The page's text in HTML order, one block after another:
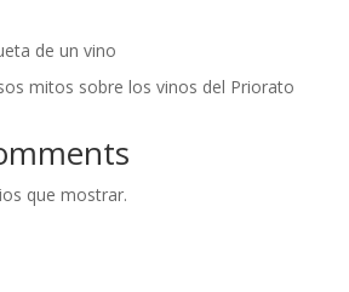
de un vino
mitos sobre los vinos del Priorato
que mostrar.